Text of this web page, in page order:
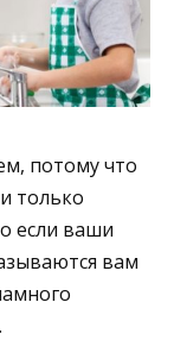
потому что
только
если ваши
вам